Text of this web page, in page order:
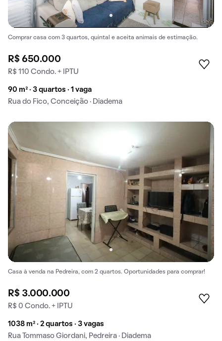
Comprar casa com 3 quartos, quintal e aceita animais de estimação.
R$ 650.000
R$ 110 Condo. + IPTU
90 m² · 3 quartos · 1 vaga
Rua do Fico, Conceição · Diadema
Casa à venda na Pedreira, com 2 quartos. Oportunidades para comprar!
R$ 3.000.000
R$ 0 Condo. + IPTU
1038 m² · 2 quartos · 3 vagas
Rua Tommaso Giordani, Pedreira · Diadema